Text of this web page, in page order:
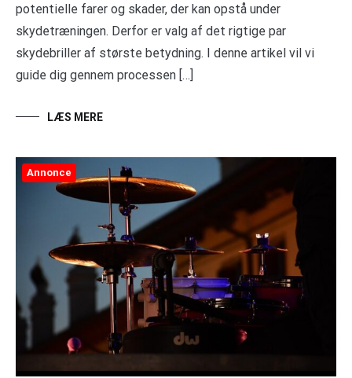
potentielle farer og skader, der kan opstå under
skydetræningen. Derfor er valg af det rigtige par
skydebriller af største betydning. I denne artikel vil vi
guide dig gennem processen […]
LÆS MERE
Annonce